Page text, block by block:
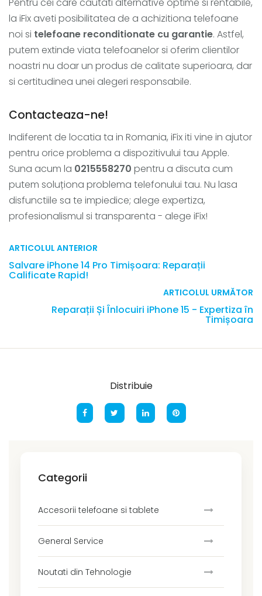
la iFix aveti posibilitatea de a achizitiona telefoane
noi si telefoane reconditionate cu garantie. Astfel,
putem extinde viata telefoanelor si oferim clientilor
noastri nu doar un produs de calitate superioara, dar
si certitudinea unei alegeri responsabile.
Contacteaza-ne!
Indiferent de locatia ta in Romania, iFix iti vine in ajutor
pentru orice problema a dispozitivului tau Apple.
Suna acum la 0215558270 pentru a discuta cum
putem soluționa problema telefonului tau. Nu lasa
disfunctiile sa te impiedice; alege expertiza,
profesionalismul si transparenta - alege iFix!
ARTICOLUL ANTERIOR
Salvare iPhone 14 Pro Timișoara: Reparații
Calificate Rapid!
ARTICOLUL URMĂTOR
Reparații Și Înlocuiri iPhone 15 - Expertiza în
Timișoara
Distribuie
Categorii
Accesorii telefoane si tablete
General Service
Noutati din Tehnologie